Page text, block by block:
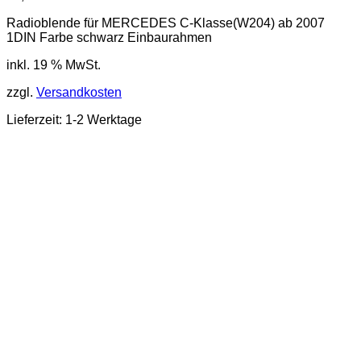
Radioblende für MERCEDES C-Klasse(W204) ab 2007
1DIN Farbe schwarz Einbaurahmen
inkl. 19 % MwSt.
zzgl. Versandkosten
Lieferzeit: 1-2 Werktage